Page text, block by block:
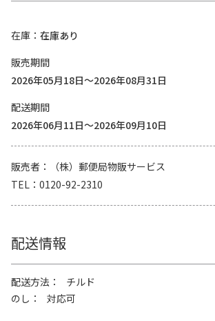
在庫
在庫あり
販売期間
2026年05月18日～2026年08月31日
配送期間
2026年06月11日～2026年09月10日
販売者
（株）郵便局物販サービス
TEL
0120-92-2310
配送情報
配送方法
チルド
のし
対応可